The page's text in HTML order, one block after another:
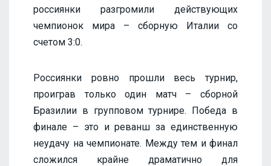
россиянки разгромили действующих
чемпионок мира – сборную Италии со
счетом 3:0.
Россиянки ровно прошли весь турнир,
проиграв только один матч – сборной
Бразилии в групповом турнире. Победа в
финале – это и реванш за единственную
неудачу на чемпионате. Между тем и финал
сложился крайне драматично для